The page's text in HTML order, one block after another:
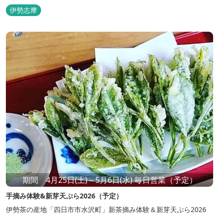
伊勢志摩
期間 4月25日(土)～5月6日(水) 毎日営業（予定）
手摘み体験&新芽天ぷら2026（予定）
伊勢茶の産地「四日市市水沢町」新茶摘み体験＆新芽天ぷら2026